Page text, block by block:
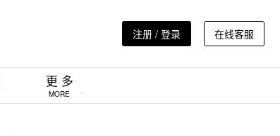
注册 / 登录 在线客服
更 多
MORE